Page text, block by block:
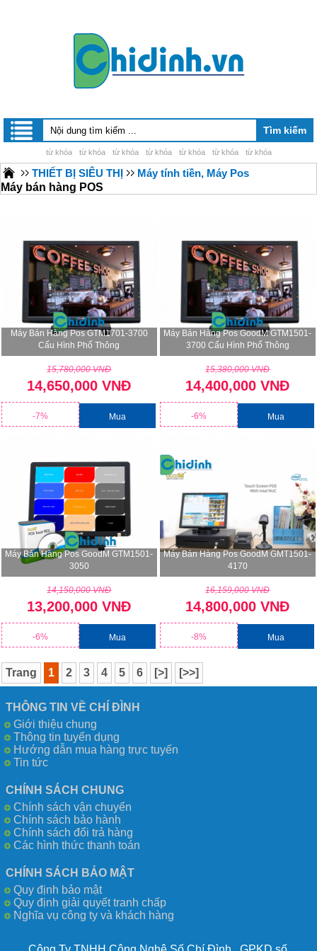
từ khóa từ khóa từ khóa từ khóa từ khóa từ khóa từ khóa
THIẾT BỊ SIÊU THỊ
Máy tính tiền, Máy Pos
Máy bán hàng POS
Máy Bán Hàng Pos GTM1701-3700
Cấu Hình Phổ Thông
15,780,000 VNĐ
14,650,000 VNĐ
-7% Mua
Máy Bán Hàng Pos GoodM GTM1501-
3700 Cấu Hình Phổ Thông
15,380,000 VNĐ
14,400,000 VNĐ
-6% Mua
Máy Bán Hàng Pos GoodM GTM1501-
3050
14,150,000 VNĐ
13,200,000 VNĐ
-6% Mua
Máy Bán Hàng Pos GoodM GMT1501-
4170
16,159,000 VNĐ
14,800,000 VNĐ
-8% Mua
Trang 1 2 3 4 5 6 [>] [>>]
THÔNG TIN VỀ CHÍ ĐÌNH
Giới thiệu chung
Thông tin tuyển dụng
Hướng dẫn mua hàng trực tuyến
Tin tức
CHÍNH SÁCH CHUNG
Chính sách vận chuyển
Chính sách bảo hành
Chính sách đổi trả hàng
Các hình thức thanh toán
CHÍNH SÁCH BẢO MẬT
Quy định bảo mật
Quy định giải quyết tranh chấp
Nghĩa vụ công ty và khách hàng